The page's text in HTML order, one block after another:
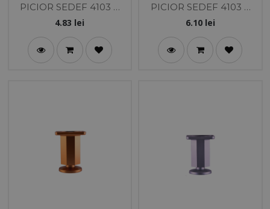
PICIOR SEDEF 4103 8
CM NEGRU
4.83 lei
PICIOR SEDEF 4103 8
CM NEGRU/CROM
6.10lei